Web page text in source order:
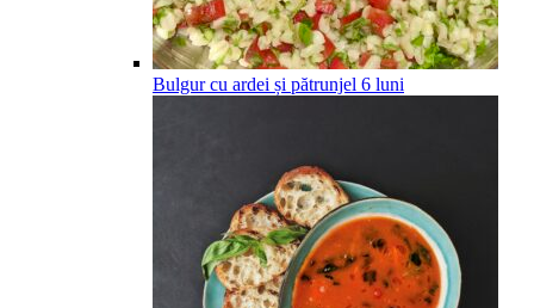
Bulgur cu ardei și pătrunjel 6 luni